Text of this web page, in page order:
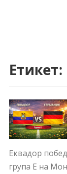
Етикет:
Еквадор
група Е на